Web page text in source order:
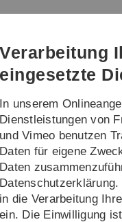
Daten &
Verarbeitung
eingesetzte
In unserem
Dienstleistungen von
und Vimeo benutzen
Daten für eigene
Daten
in die Verarbeitung
ein. Die Einwilligung